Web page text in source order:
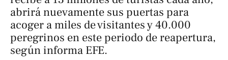
abrirá nuevamente sus puertas para
acoger a miles de visitantes y 40.000
peregrinos en este periodo de reapertura,
según informa EFE.